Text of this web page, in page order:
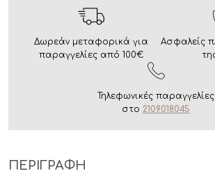
Δωρεάν μεταφορικά για
παραγγελίες από 100€
Ασφαλείς
Τηλεφωνικές παραγγελίες
στο 2109018045
ΠΕΡΙΓΡΑΦΗ